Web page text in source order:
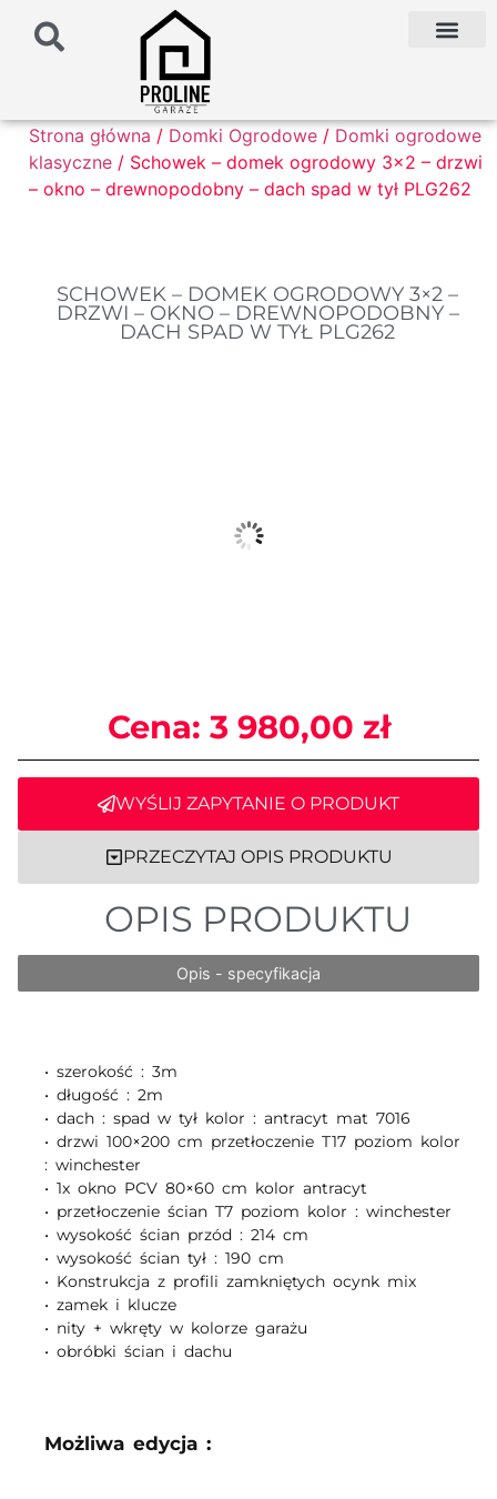
Strona główna / Domki Ogrodowe / Domki ogrodowe
klasyczne / Schowek – domek ogrodowy 3×2 – drzwi
– okno – drewnopodobny – dach spad w tył PLG262
SCHOWEK – DOMEK OGRODOWY 3×2 –
DRZWI – OKNO – DREWNOPODOBNY –
DACH SPAD W TYŁ PLG262
Cena: 3 980,00 zł
WYŚLIJ ZAPYTANIE O PRODUKT
PRZECZYTAJ OPIS PRODUKTU
OPIS PRODUKTU
Opis - specyfikacja
• szerokość : 3m
• długość : 2m
• dach : spad w tył kolor : antracyt mat 7016
• drzwi 100×200 cm przetłoczenie T17 poziom kolor
: winchester
• 1x okno PCV 80×60 cm kolor antracyt
• przetłoczenie ścian T7 poziom kolor : winchester
• wysokość ścian przód : 214 cm
• wysokość ścian tył : 190 cm
• Konstrukcja z profili zamkniętych ocynk mix
• zamek i klucze
• nity + wkręty w kolorze garażu
• obróbki ścian i dachu
Możliwa edycja :